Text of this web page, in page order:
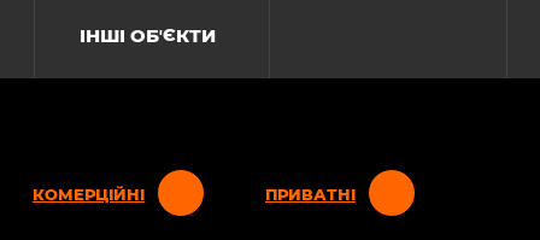
ІНШІ ОБʼЄКТИ
КОМЕРЦІЙНІ ПРИВАТНІ